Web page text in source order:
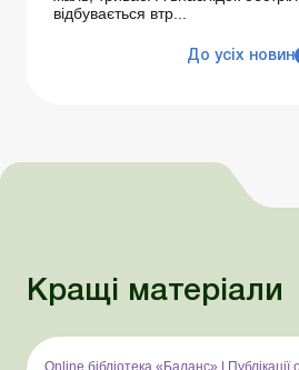
відбувається втр...
До усіх новин
Кращі матеріали